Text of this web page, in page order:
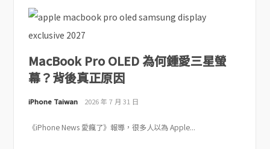
MacBook Pro OLED 為何鍾愛三星螢
幕？背後真正原因
iPhone Taiwan 2026 年 7 月 31 日
《iPhone News 愛瘋了》報導，很多人以為 Apple...